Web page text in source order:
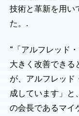
技術と革新を用い
た。.
“「アルフレッド
大きく改善できる
が、アルフレッド
成しています」と
の会長であるマイ